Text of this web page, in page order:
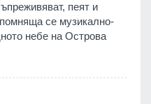
пеят и
се музикално‐
небе на Острова